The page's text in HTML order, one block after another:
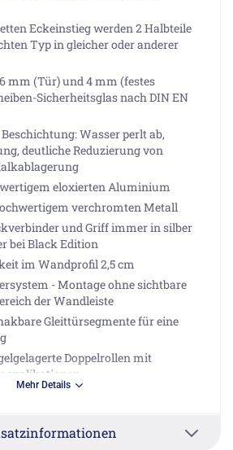
Eckeinstieg werden 2 Halbteile
Typ in gleicher oder anderer
mm (Tür) und 4 mm (festes
Sicherheitsglas nach DIN EN
Wasser perlt ab,
deutliche Reduzierung von
eloxierten Aluminium
verchromten Metall
und Griff immer in silber
bei Black Edition
im Wandprofil 2,5 cm
- Montage ohne sichtbare
der Wandleiste
Gleittürsegmente für eine
Doppelrollen mit
2,5 cm
Mehr Details